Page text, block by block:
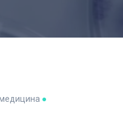
●